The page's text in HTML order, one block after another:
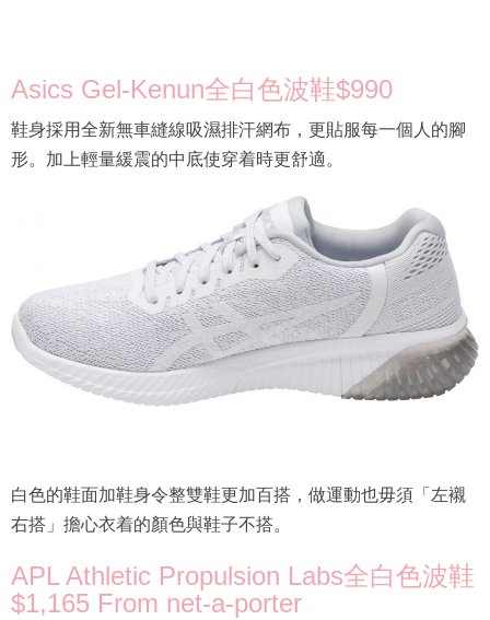
Asics Gel-Kenun全白色波鞋$990
鞋身採用全新無車縫線吸濕排汗網布，更貼服每一個人的腳
形。加上輕量緩震的中底使穿着時更舒適。
白色的鞋面加鞋身令整雙鞋更加百搭，做運動也毋須「左襯
右搭」擔心衣着的顏色與鞋子不搭。
APL Athletic Propulsion Labs全白色波鞋
$1,165 From net-a-porter